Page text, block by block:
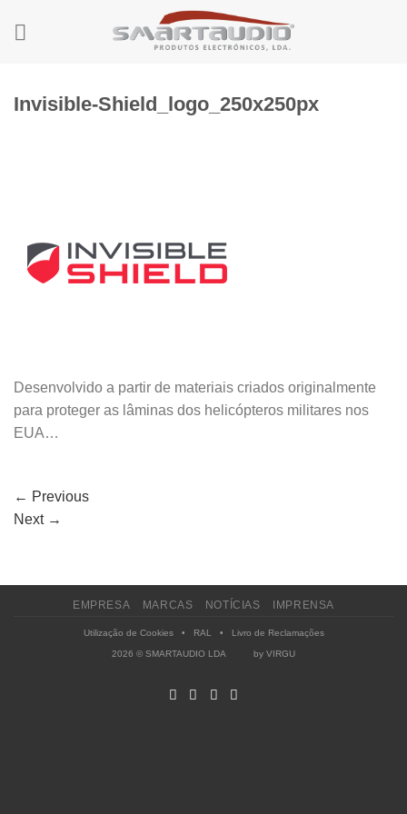
Invisible-Shield_logo_250x250px
Desenvolvido a partir de materiais criados originalmente
para proteger as lâminas dos helicópteros militares nos
EUA…
← Previous
Next →
EMPRESA MARCAS NOTÍCIAS IMPRENSA
Utilização de Cookies• RAL • Livro de Reclamações
2026 © SMARTAUDIO LDA by VIRGU